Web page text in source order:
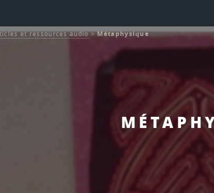
et ressources audio>Métaphysique